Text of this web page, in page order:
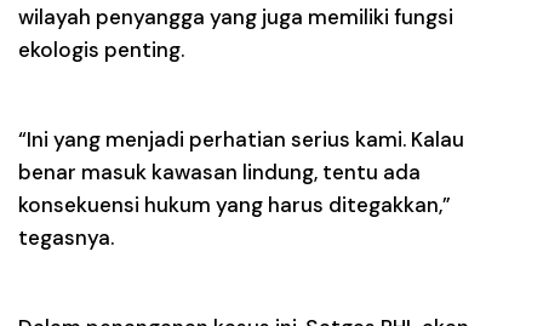
wilayah penyangga yang juga memiliki fungsi
ekologis penting.
“Ini yang menjadi perhatian serius kami. Kalau
benar masuk kawasan lindung, tentu ada
konsekuensi hukum yang harus ditegakkan,”
tegasnya.